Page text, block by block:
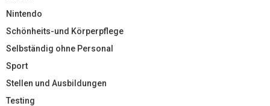
Nintendo
Schönheits-und Körperpflege
Selbständig ohne Personal
Sport
Stellen und Ausbildungen
Testing